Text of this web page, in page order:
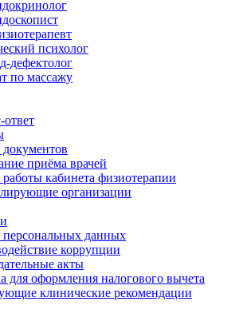
психолог
дефектолог
по массажу
приёма врачей
кабинета физиотерапии
организации
персональных данных
коррупции
акты
для оформления налогового вычета
клинические рекомендации